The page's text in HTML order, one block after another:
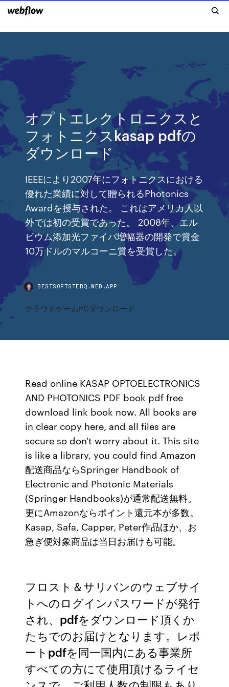
オプトエレクトロニクスと
フォトニクスkasap pdfの
ダウンロード
IEEEにより2007年にフォトニクスにおける
優れた業績に対して贈られるPhotonics
Awardを授与された。 これはアメリカ人以
外では初の受賞であった。 2008年、エル
ビウム添加光ファイバ増幅器の開発で賞金
10万ドルのマルコーニ賞を受賞した。
BESTSOFTSTEBQ.WEB.APP
クラウドゲームPCダウンロード
Read online KASAP OPTOELECTRONICS
AND PHOTONICS PDF book pdf free
download link book now. All books are
in clear copy here, and all files are
secure so don't worry about it. This site
is like a library, you could find Amazon
配送商品ならSpringer Handbook of
Electronic and Photonic Materials
(Springer Handbooks)が通常配送無料。
更にAmazonならポイント還元本が多数。
Kasap, Safa, Capper, Peter作品ほか、お
急ぎ便対象商品は当日お届けも可能。
フロスト＆サリバンのウェブサイ
トへのログインパスワードが発行
され、pdfをダウンロード頂くか
たちでのお届けとなります。レポ
ートpdfを同一国内にある事業所
すべての方にて使用頂けるライセ